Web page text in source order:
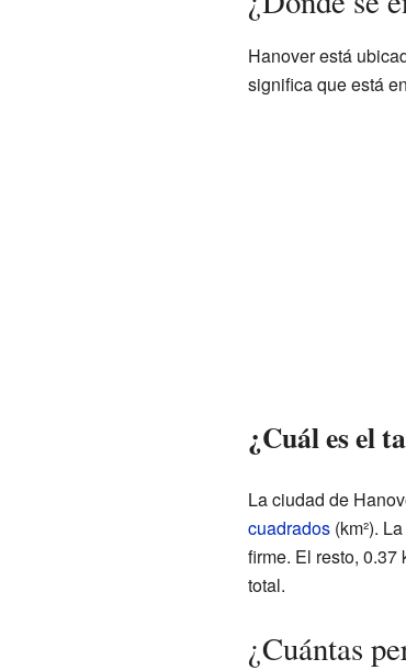
Hanover está
significa que está
¿Cuál es el
La ciudad de
cuadrados(km²).
firme. El resto, 0.37
total.
¿Cuántas